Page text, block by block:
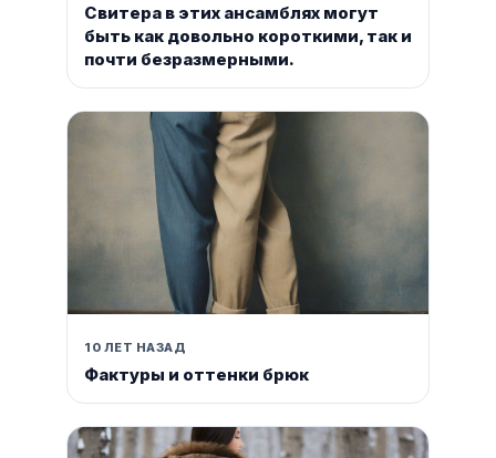
Свитера в этих ансамблях могут
быть как довольно короткими, так и
почти безразмерными.
10 ЛЕТ НАЗАД
Фактуры и оттенки брюк